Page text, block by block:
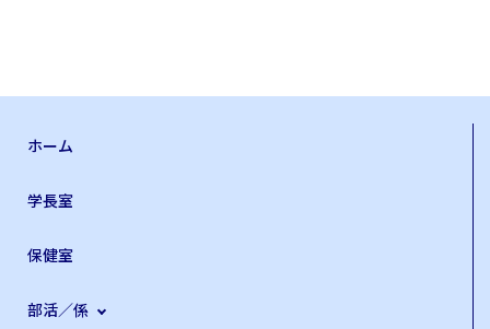
ホーム
学長室
保健室
部活／係